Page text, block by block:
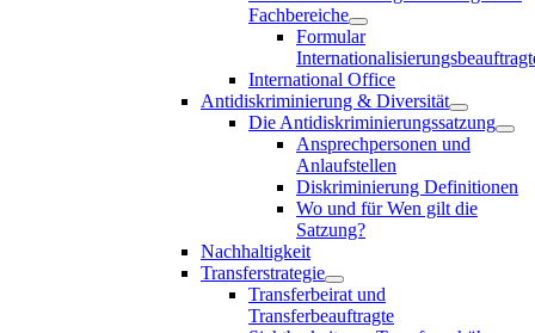
Fachbereiche
Formular
International Office
Antidiskriminierung & Diversität
Die Antidiskriminierungssatzung
Ansprechpersonen und
Anlaufstellen
Diskriminierung Definitionen
Wo und für Wen gilt die
Satzung?
Nachhaltigkeit
Transferstrategie
Transferbeirat und
Transferbeauftragte